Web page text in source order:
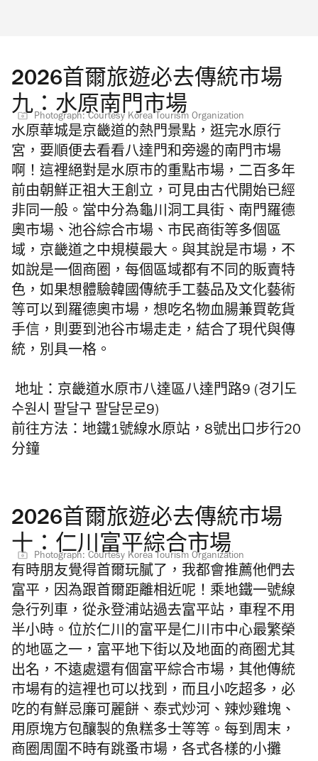
2026首爾旅遊必去傳統市場
九：水原南門市場
Photograph: Courtesy Korea Tourism Organization
水原華城是京畿道的熱門景點，逛完水原行
宮，要順便去看看八達門和旁邊的南門市場
啊！這裡絕對是水原市的重點市場，二百多年
前由朝鮮正祖大王創立，可見由古代開始已經
非同一般。當中分為龜川洞工具街、南門羅德
奧市場、池谷綜合市場、市民商街等多個區
域，京畿道之中規模最大。與其說是市場，不
如說是一個商圈，每個區域都有不同的販賣特
色，如果想體驗韓國傳統手工藝品及文化藝術
等可以到羅德奧市場，想吃名物血腸兼買乾貨
手信，則要到池谷市場走走，結合了現代與傳
統，別具一格。
地址：京畿道水原市八達區八達門路9 (경기도
수원시 팔달구 팔달문로9)
前往方法：地鐵1號線水原站，8號出口步行20
分鐘
2026首爾旅遊必去傳統市場
十：仁川富平綜合市場
Photograph: Courtesy Korea Tourism Organization
有時朋友覺得首爾玩膩了，我都會推薦他們去
富平，因為跟首爾距離相近呢！乘地鐵一號線
急行列車，從永登浦站過去富平站，車程不用
半小時。位於仁川的富平是仁川市中心最繁榮
的地區之一，富平地下街以及地面的商圈尤其
出名，不遠處還有個富平綜合市場，其他傳統
市場有的這裡也可以找到，而且小吃超多，必
吃的有鮮忌廉可麗餅、泰式炒河、辣炒雞塊、
用原塊方包釀製的魚糕多士等等。每到周末，
商圈周圍不時有跳蚤市場，各式各樣的小攤